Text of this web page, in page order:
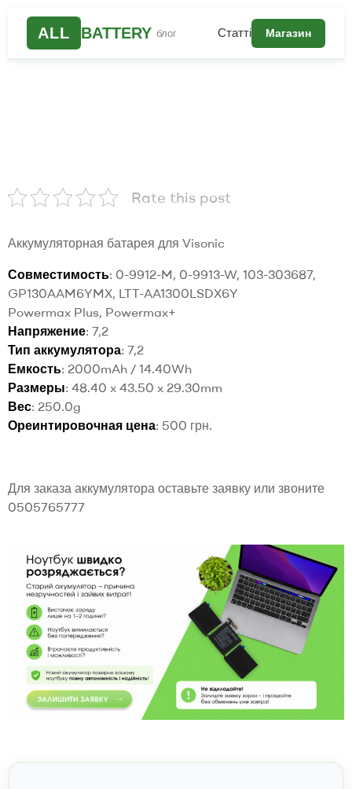
ALL BATTERY блог Статті Магазин
Rate this post
Аккумуляторная батарея для Visonic
Совместимость: 0-9912-M, 0-9913-W, 103-303687,
GP130AAM6YMX, LTT-AA1300LSDX6Y
Powermax Plus, Powermax+
Напряжение: 7,2
Тип аккумулятора: 7,2
Емкость: 2000mAh / 14.40Wh
Размеры: 48.40 x 43.50 x 29.30mm
Вес: 250.0g
Ореинтировочная цена: 500 грн.
Для заказа аккумулятора оставьте заявку или звоните
0505765777